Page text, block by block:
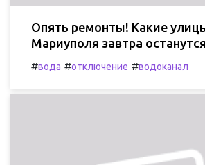
Опять ремонты! Какие
Мариуполя завтра
#вода #отключение #водоканал